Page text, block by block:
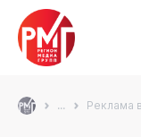
... Реклама